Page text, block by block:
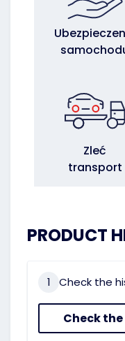
Zleć
transport
PRODUCT
1 Check the
Check